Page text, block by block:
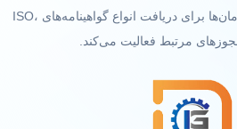
استانداردها و همراهی سازمان‌ها برای دریافت انواع گواهینامه‌های ISO،